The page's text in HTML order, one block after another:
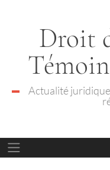
Droit
Actualité